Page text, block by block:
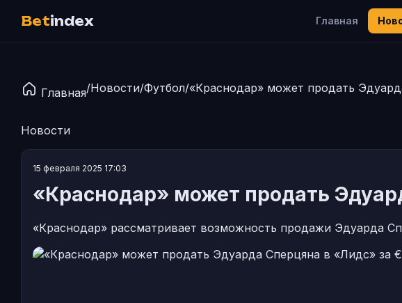
Betindex Главная
Главная/Новости/Футбол/«Краснодар» может продать
Новости
15 февраля 2025 17:03
«Краснодар» может продать
«Краснодар» рассматривает возможность продажи Эдуарда